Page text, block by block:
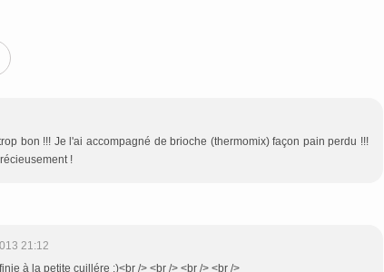
bon !!! Je l'ai accompagné de brioche (thermomix) façon pain perdu !!!
!
21:12
à la petite cuillére :)<br /> <br /> <br /> <br />